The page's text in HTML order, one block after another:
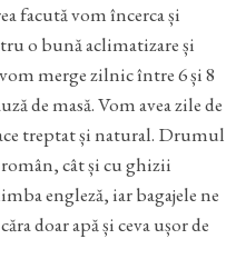
facută vom încerca și
o bună aclimatizare și
merge zilnic între 6 și 8
de masă. Vom avea zile de
treptat și natural. Drumul
cât și cu ghizii
engleză, iar bagajele ne
doar apă și ceva ușor de